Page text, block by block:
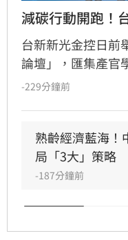
減碳行動開跑！
台新新光金控日前
論壇」，匯集產官
策、碳定價制度及
控總經理林維俊
助企業將永續轉
茂、宏碁及金寶等
台新新光金控憑
年獲標普全球永續
MSCI ESG AAA最
-229分鐘前
熟齡經濟藍海！
局「3大」策略
-187分鐘前